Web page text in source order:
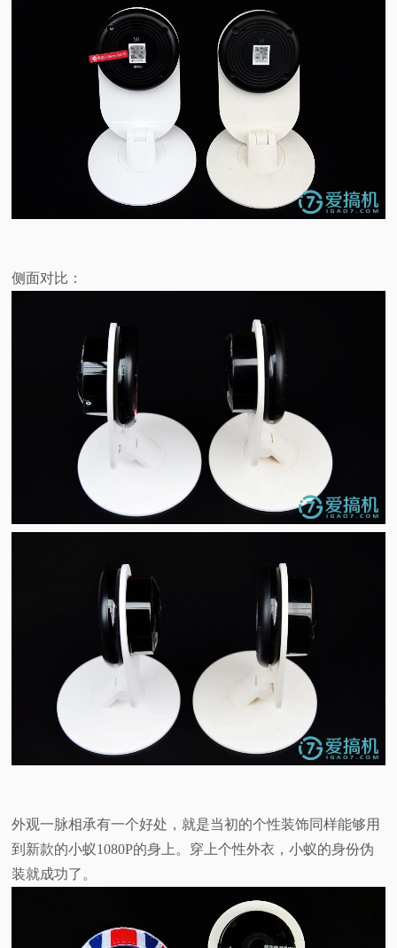
侧面对比：
外观一脉相承有一个好处，就是当初的个性装饰同样能够用
到新款的小蚁1080P的身上。穿上个性外衣，小蚁的身份伪
装就成功了。